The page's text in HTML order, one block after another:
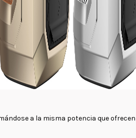
a la misma potencia que ofrecen